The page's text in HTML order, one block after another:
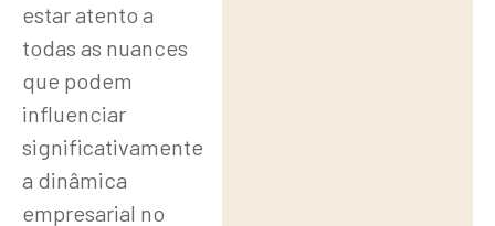
Recomendações
para Empresas
Ante o
Julgamento STF
Um
estar atento a
todas as nuances
que podem
influenciar
significativamente
a dinâmica
empresarial no